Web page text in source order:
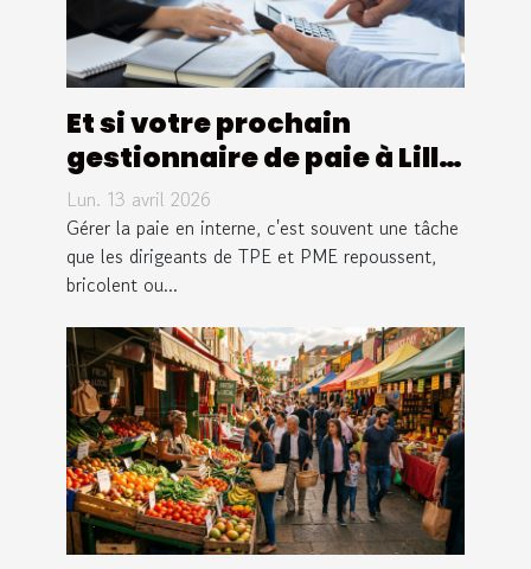
Et si votre prochain
gestionnaire de paie à Lille
était Equation Paie ?
Lun. 13 avril 2026
Gérer la paie en interne, c'est souvent une tâche
que les dirigeants de TPE et PME repoussent,
bricolent ou...